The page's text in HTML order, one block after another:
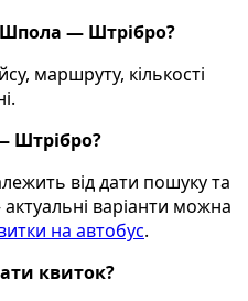
Шпола — Штрібро?
маршруту, кількості
Штрібро?
від дати пошуку та
варіанти можна
на автобус.
квиток?